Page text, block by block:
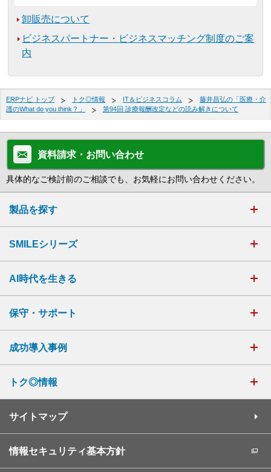
卸販売について
ビジネスパートナー・ビジネスマッチング制度のご案
内
ERPナビ トップ トク◎情報 IT＆ビジネスコラム
藤井昌弘の「医療・介
護のWhat do you think？」
第94回 診療報酬改定などの読み解きについて
資料請求・お問い合わせ
具体的なご検討前のご相談でも、お気軽にお問い合わせください。
製品を探す
SMILEシリーズ
AI時代を生きる
保守・サポート
成功導入事例
トク◎情報
サイトマップ
情報セキュリティ基本方針